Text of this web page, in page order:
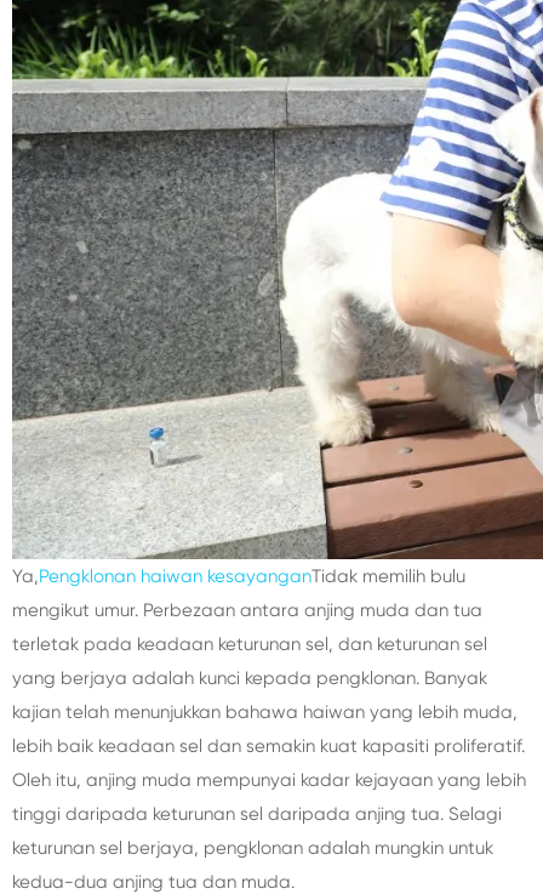
Ya,Pengklonan haiwan kesayanganTidak memilih bulu
mengikut umur. Perbezaan antara anjing muda dan tua
terletak pada keadaan keturunan sel, dan keturunan sel
yang berjaya adalah kunci kepada pengklonan. Banyak
kajian telah menunjukkan bahawa haiwan yang lebih muda,
lebih baik keadaan sel dan semakin kuat kapasiti proliferatif.
Oleh itu, anjing muda mempunyai kadar kejayaan yang lebih
tinggi daripada keturunan sel daripada anjing tua. Selagi
keturunan sel berjaya, pengklonan adalah mungkin untuk
kedua-dua anjing tua dan muda.